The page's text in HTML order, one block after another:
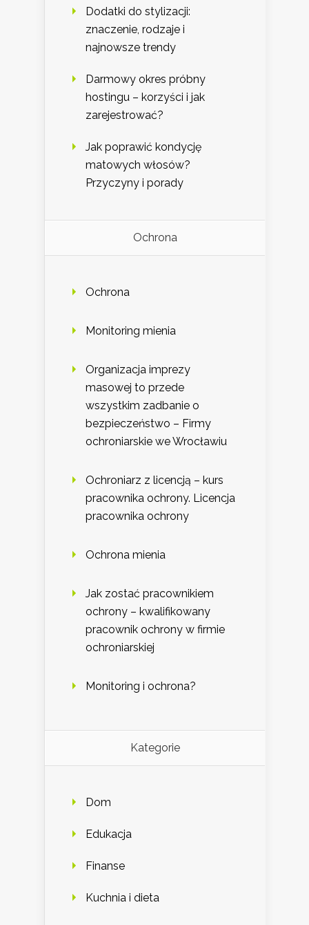
Dodatki do stylizacji:
znaczenie, rodzaje i
najnowsze trendy
Darmowy okres próbny
hostingu – korzyści i jak
zarejestrować?
Jak poprawić kondycję
matowych włosów?
Przyczyny i porady
Ochrona
Ochrona
Monitoring mienia
Organizacja imprezy
masowej to przede
wszystkim zadbanie o
bezpieczeństwo – Firmy
ochroniarskie we Wrocławiu
Ochroniarz z licencją – kurs
pracownika ochrony. Licencja
pracownika ochrony
Ochrona mienia
Jak zostać pracownikiem
ochrony – kwalifikowany
pracownik ochrony w firmie
ochroniarskiej
Monitoring i ochrona?
Kategorie
Dom
Edukacja
Finanse
Kuchnia i dieta